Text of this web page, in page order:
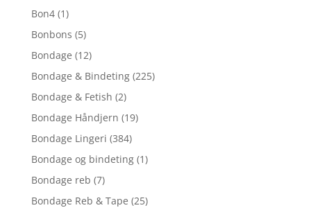
Bon4 (1)
Bonbons (5)
Bondage (12)
Bondage & Bindeting (225)
Bondage & Fetish (2)
Bondage Håndjern (19)
Bondage Lingeri (384)
Bondage og bindeting (1)
Bondage reb (7)
Bondage Reb & Tape (25)